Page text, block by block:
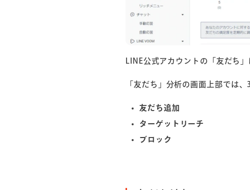
LINE公式アカウントの「友だち
「友だち」分析の画面上部では
友だち追加
ターゲットリーチ
ブロック